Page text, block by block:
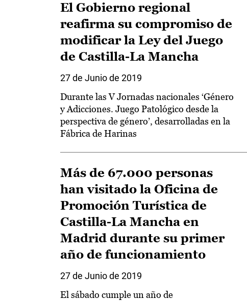
El Gobierno regional
reafirma su compromiso de
modificar la Ley del Juego
de Castilla-La Mancha
27 de Junio de 2019
Durante las V Jornadas nacionales ‘Género
y Adicciones. Juego Patológico desde la
perspectiva de género’, desarrolladas en la
Fábrica de Harinas
Más de 67.000 personas
han visitado la Oficina de
Promoción Turística de
Castilla-La Mancha en
Madrid durante su primer
año de funcionamiento
27 de Junio de 2019
El sábado cumple un año de